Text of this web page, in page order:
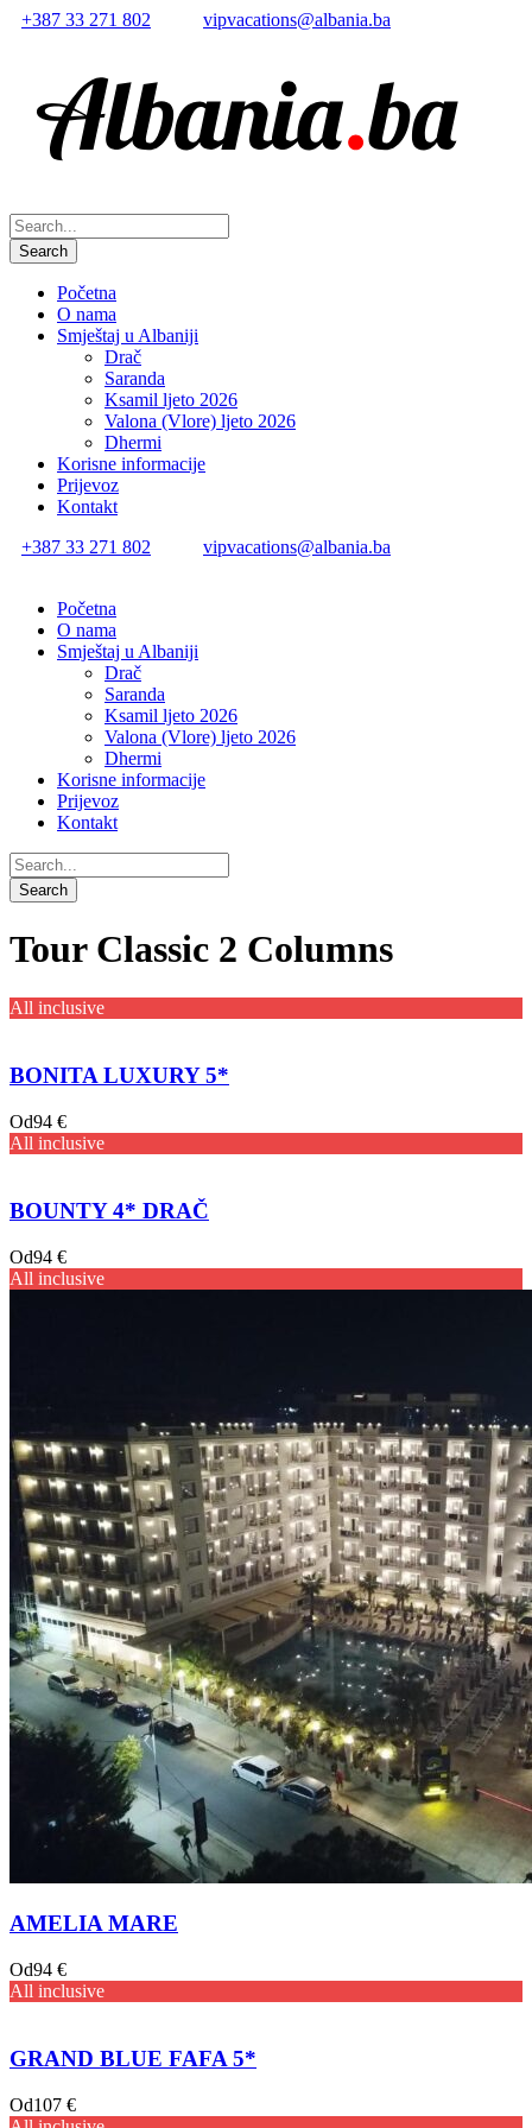
+387 33 271 802 vipvacations@albania.ba
Početna
O nama
Smještaj u Albaniji
Drač
Saranda
Ksamil ljeto 2026
Valona (Vlore) ljeto 2026
Dhermi
Korisne informacije
Prijevoz
Kontakt
+387 33 271 802
vipvacations@albania.ba
Početna
O nama
Smještaj u Albaniji
Drač
Saranda
Ksamil ljeto 2026
Valona (Vlore) ljeto 2026
Dhermi
Korisne informacije
Prijevoz
Kontakt
Tour Classic 2 Columns
All inclusive
BONITA LUXURY 5*
Od94 €
All inclusive
BOUNTY 4* DRAČ
Od94 €
All inclusive
AMELIA MARE
Od94 €
All inclusive
GRAND BLUE FAFA 5*
Od107 €